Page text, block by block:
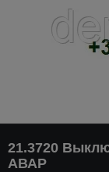
21.3720
АВАР